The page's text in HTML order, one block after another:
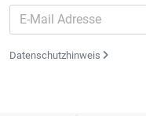
Datenschutzhinweis